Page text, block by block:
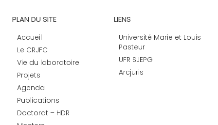
PLAN DU SITE
Accueil
Le CRJFC
Vie du laboratoire
Projets
Agenda
Publications
Doctorat – HDR
LIENS
Université Marie et Louis
Pasteur
UFR SJEPG
Arcjuris